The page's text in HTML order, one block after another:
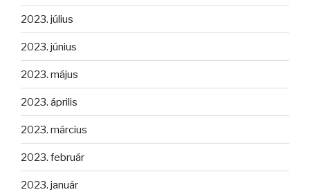
2023. július
2023. június
2023. május
2023. április
2023. március
2023. február
2023. január